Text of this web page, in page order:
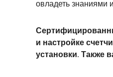
овладеть знаниями
и настройке
установки. Также